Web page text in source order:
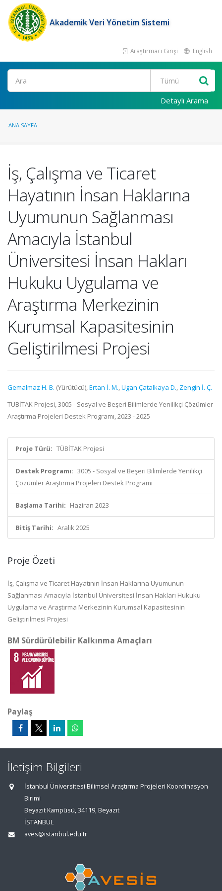
Akademik Veri Yönetim Sistemi
Araştırmacı Girişi English
Ara
Detaylı Arama
ANA SAYFA
İş, Çalışma ve Ticaret
Hayatının İnsan Haklarına
Uyumunun Sağlanması
Amacıyla İstanbul
Üniversitesi İnsan Hakları
Hukuku Uygulama ve
Araştırma Merkezinin
Kurumsal Kapasitesinin
Geliştirilmesi Projesi
Gemalmaz H. B. (Yürütücü),Ertan İ. M.,Ugan Çatalkaya D., Zengin İ. Ç.
TÜBİTAK Projesi, 3005 - Sosyal ve Beşeri Bilimlerde Yenilikçi Çözümler
Araştırma Projeleri Destek Programı, 2023 - 2025
Proje Türü: TÜBİTAK Projesi
Destek Programı: 3005 - Sosyal ve Beşeri Bilimlerde Yenilikçi
Çözümler Araştırma Projeleri Destek Programı
Başlama Tarihi: Haziran 2023
Bitiş Tarihi: Aralık 2025
Proje Özeti
İş, Çalışma ve Ticaret Hayatının İnsan Haklarına Uyumunun
Sağlanması Amacıyla İstanbul Üniversitesi İnsan Hakları Hukuku
Uygulama ve Araştırma Merkezinin Kurumsal Kapasitesinin
Geliştirilmesi Projesi
BM Sürdürülebilir Kalkınma Amaçları
Paylaş
İletişim Bilgileri
İstanbul Üniversitesi Bilimsel Araştırma Projeleri Koordinasyon
Birimi
Beyazıt Kampüsü, 34119, Beyazıt
İSTANBUL
aves@istanbul.edu.tr